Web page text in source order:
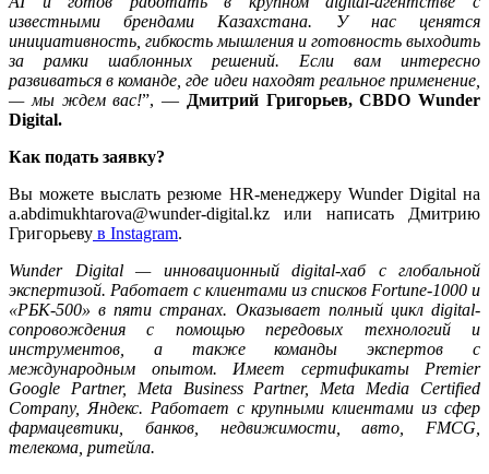
известными брендами Казахстана. У нас ценятся
инициативность, гибкость мышления и готовность выходить
за рамки шаблонных решений. Если вам интересно
развиваться в команде, где идеи находят реальное применение,
— мы ждем вас!”, — Дмитрий Григорьев, CBDO Wunder
Digital.
Как подать заявку?
Вы можете выслать резюме HR-менеджеру Wunder Digital на
a.abdimukhtarova@wunder-digital.kz или написать Дмитрию
Григорьеву в Instagram.
Wunder Digital — инновационный digital-хаб с глобальной
экспертизой. Работает с клиентами из списков Fortune-1000 и
«РБК-500» в пяти странах. Оказывает полный цикл digital-
сопровождения с помощью передовых технологий и
инструментов, а также команды экспертов с
международным опытом. Имеет сертификаты Premier
Google Partner, Meta Business Partner, Meta Media Certified
Company, Яндекс. Работает с крупными клиентами из сфер
фармацевтики, банков, недвижимости, авто, FMCG,
телекома, ритейла.